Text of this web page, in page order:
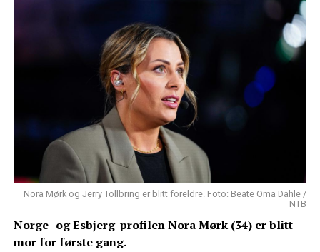
Nora Mørk og Jerry Tollbring er blitt foreldre. Foto: Beate Oma Dahle /
NTB
Norge- og Esbjerg-profilen Nora Mørk (34) er blitt
mor for første gang.